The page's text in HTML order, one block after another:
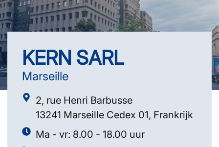
KERN SARL
Marseille
2, rue Henri Barbusse
13241 Marseille Cedex 01, Frankrijk
Ma - vr: 8.00 - 18.00 uur